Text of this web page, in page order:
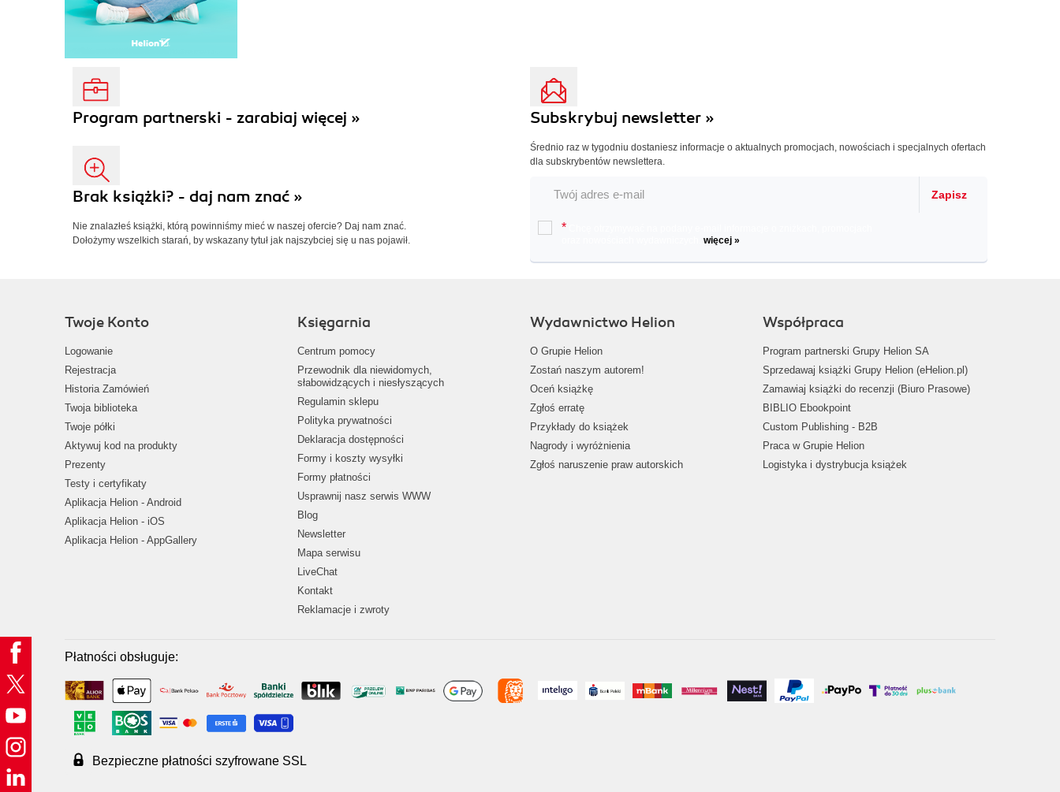
Program partnerski - zarabiaj więcej »
Brak książki? - daj nam znać »
Nie znalazłeś książki, którą powinniśmy mieć w naszej ofercie? Daj nam znać.
Dołożymy wszelkich starań, by wskazany tytuł jak najszybciej się u nas pojawił.
Subskrybuj newsletter »
Średnio raz w tygodniu dostaniesz informacje o aktualnych promocjach, nowościach i specjalnych ofertach
dla subskrybentów newslettera.
Zapisz
*
więcej »
Twoje Konto
Logowanie
Rejestracja
Historia Zamówień
Twoja biblioteka
Twoje półki
Aktywuj kod na produkty
Prezenty
Testy i certyfikaty
Aplikacja Helion - Android
Aplikacja Helion - iOS
Aplikacja Helion - AppGallery
Księgarnia
Centrum pomocy
Przewodnik dla niewidomych,
słabowidzących i niesłyszących
Regulamin sklepu
Polityka prywatności
Deklaracja dostępności
Formy i koszty wysyłki
Formy płatności
Usprawnij nasz serwis WWW
Blog
Newsletter
Mapa serwisu
LiveChat
Kontakt
Reklamacje i zwroty
Wydawnictwo Helion
O Grupie Helion
Zostań naszym autorem!
Oceń książkę
Zgłoś erratę
Przykłady do książek
Nagrody i wyróżnienia
Zgłoś naruszenie praw autorskich
Współpraca
Program partnerski Grupy Helion SA
Sprzedawaj książki Grupy Helion (eHelion.pl)
Zamawiaj książki do recenzji (Biuro Prasowe)
BIBLIO Ebookpoint
Custom Publishing - B2B
Praca w Grupie Helion
Logistyka i dystrybucja książek
Płatności obsługuje:
Bezpieczne płatności szyfrowane SSL